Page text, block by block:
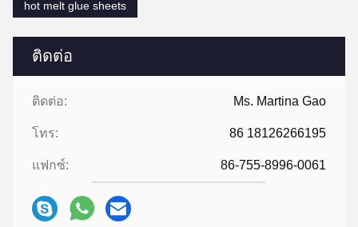
ติดต่อ
ติดต่อ: Ms. Martina Gao
โทร: 86 18126266195
แฟกซ์: 86-755-8996-0061
hot melt glue sheets